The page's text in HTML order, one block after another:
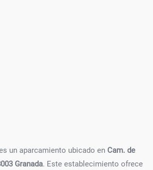
un aparcamiento ubicado en Cam. de
Granada. Este establecimiento ofrece